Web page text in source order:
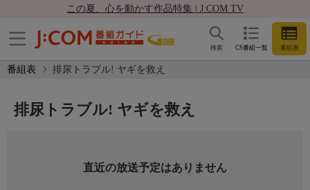
この夏、心を動かす作品特集 | J:COM TV
CS番組一覧 番組表
検索
番組表 排尿トラブル! ヤギを救え
排尿トラブル! ヤギを救え
直近の放送予定はありません